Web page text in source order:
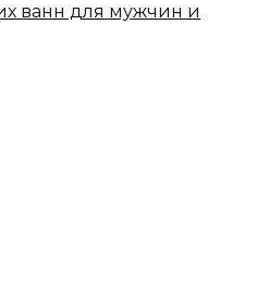
ванн для мужчин и